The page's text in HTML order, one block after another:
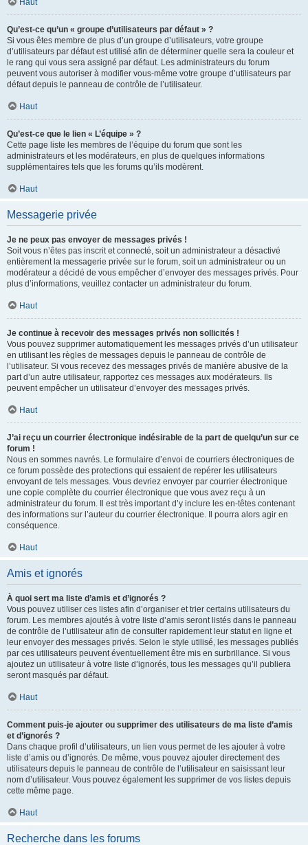
Haut
Qu’est-ce qu’un « groupe d’utilisateurs par défaut » ?
Si vous êtes membre de plus d’un groupe d’utilisateurs, votre groupe
d’utilisateurs par défaut est utilisé afin de déterminer quelle sera la couleur et
le rang qui vous sera assigné par défaut. Les administrateurs du forum
peuvent vous autoriser à modifier vous-même votre groupe d’utilisateurs par
défaut depuis le panneau de contrôle de l’utilisateur.
Haut
Qu’est-ce que le lien « L’équipe » ?
Cette page liste les membres de l’équipe du forum que sont les
administrateurs et les modérateurs, en plus de quelques informations
supplémentaires tels que les forums qu’ils modèrent.
Haut
Messagerie privée
Je ne peux pas envoyer de messages privés !
Soit vous n’êtes pas inscrit et connecté, soit un administrateur a désactivé
entièrement la messagerie privée sur le forum, soit un administrateur ou un
modérateur a décidé de vous empêcher d’envoyer des messages privés. Pour
plus d’informations, veuillez contacter un administrateur du forum.
Haut
Je continue à recevoir des messages privés non sollicités !
Vous pouvez supprimer automatiquement les messages privés d’un utilisateur
en utilisant les règles de messages depuis le panneau de contrôle de
l’utilisateur. Si vous recevez des messages privés de manière abusive de la
part d’un autre utilisateur, rapportez ces messages aux modérateurs. Ils
peuvent empêcher un utilisateur d’envoyer des messages privés.
Haut
J’ai reçu un courrier électronique indésirable de la part de quelqu’un sur ce
forum !
Nous en sommes navrés. Le formulaire d’envoi de courriers électroniques de
ce forum possède des protections qui essaient de repérer les utilisateurs
envoyant de tels messages. Vous devriez envoyer par courrier électronique
une copie complète du courrier électronique que vous avez reçu à un
administrateur du forum. Il est très important d’y inclure les en-têtes contenant
des informations sur l’auteur du courrier électronique. Il pourra alors agir en
conséquence.
Haut
Amis et ignorés
À quoi sert ma liste d’amis et d’ignorés ?
Vous pouvez utiliser ces listes afin d’organiser et trier certains utilisateurs du
forum. Les membres ajoutés à votre liste d’amis seront listés dans le panneau
de contrôle de l’utilisateur afin de consulter rapidement leur statut en ligne et
leur envoyer des messages privés. Selon le style utilisé, les messages publiés
par ces utilisateurs peuvent éventuellement être mis en surbrillance. Si vous
ajoutez un utilisateur à votre liste d’ignorés, tous les messages qu’il publiera
seront masqués par défaut.
Haut
Comment puis-je ajouter ou supprimer des utilisateurs de ma liste d’amis
et d’ignorés ?
Dans chaque profil d’utilisateurs, un lien vous permet de les ajouter à votre
liste d’amis ou d’ignorés. De même, vous pouvez ajouter directement des
utilisateurs depuis le panneau de contrôle de l’utilisateur en saisissant leur
nom d’utilisateur. Vous pouvez également les supprimer de vos listes depuis
cette même page.
Haut
Recherche dans les forums